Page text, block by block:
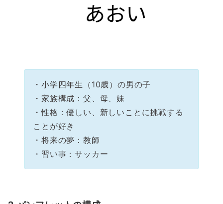
・小学四年生（10歳）の男の子
・家族構成：父、母、妹
・性格：優しい、新しいことに挑戦する
ことが好き
・将来の夢：教師
・習い事：サッカー